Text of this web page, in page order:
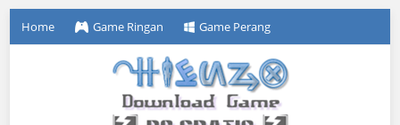
Home Game Ringan Game Perang